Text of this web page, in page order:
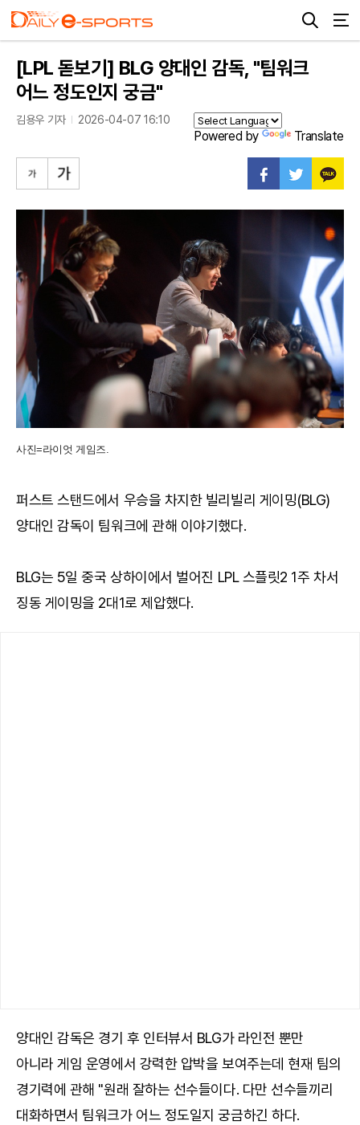
[LPL 돋보기] BLG 양대인 감독, "팀워크
어느 정도인지 궁금"
김용우 기자 2026-04-07 16:10
Powered by Translate
사진=라이엇 게임즈.
퍼스트 스탠드에서 우승을 차지한 빌리빌리 게이밍(BLG)
양대인 감독이 팀워크에 관해 이야기했다.
BLG는 5일 중국 상하이에서 벌어진 LPL 스플릿2 1주 차서
징동 게이밍을 2대1로 제압했다.
양대인 감독은 경기 후 인터뷰서 BLG가 라인전 뿐만
아니라 게임 운영에서 강력한 압박을 보여주는데 현재 팀의
경기력에 관해 "원래 잘하는 선수들이다. 다만 선수들끼리
대화하면서 팀워크가 어느 정도일지 궁금하긴 하다.